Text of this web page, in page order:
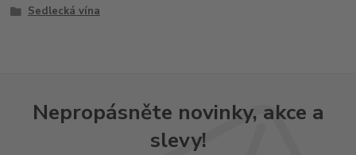
Sedlecká vína
Nepropásněte novinky, akce a
slevy!